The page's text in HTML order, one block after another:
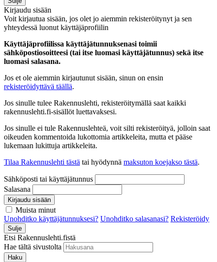
Kirjaudu sisään
Voit kirjautua sisään, jos olet jo aiemmin rekisteröitynyt ja sen
yhteydessä luonut käyttäjäprofiilin
Käyttäjäprofiilissa käyttäjätunnuksenasi toimii
sähköpostiosoitteesi (tai itse luomasi käyttäjätunnus) sekä itse
luomasi salasana.
Jos et ole aiemmin kirjautunut sisään, sinun on ensin
rekisteröidyttävä täällä.
Jos sinulle tulee Rakennuslehti, rekisteröitymällä saat kaikki
rakennuslehti.fi-sisällöt luettavaksesi.
Jos sinulle ei tule Rakennuslehteä, voit silti rekisteröityä, jolloin saat
oikeuden kommentoida lukottomia artikkeleita, mutta et pääse
lukemaan lukittuja artikkeleita.
Tilaa Rakennuslehti tästä tai hyödynnä maksuton koejakso tästä.
Sähköposti tai käyttäjätunnus
Salasana
Kirjaudu sisään
Muista minut
Unohditko käyttäjätunnuksesi? Unohditko salasanasi? Rekisteröidy
Sulje
Etsi Rakennuslehti.fistä
Hae tältä sivustolta
Haku